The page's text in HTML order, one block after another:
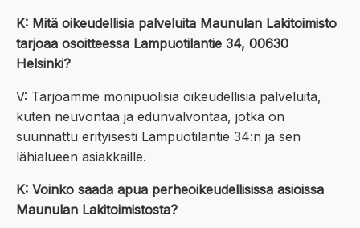
K: Mitä oikeudellisia palveluita Maunulan Lakitoimisto
tarjoaa osoitteessa Lampuotilantie 34, 00630
Helsinki?
V: Tarjoamme monipuolisia oikeudellisia palveluita,
kuten neuvontaa ja edunvalvontaa, jotka on
suunnattu erityisesti Lampuotilantie 34:n ja sen
lähialueen asiakkaille.
K: Voinko saada apua perheoikeudellisissa asioissa
Maunulan Lakitoimistosta?